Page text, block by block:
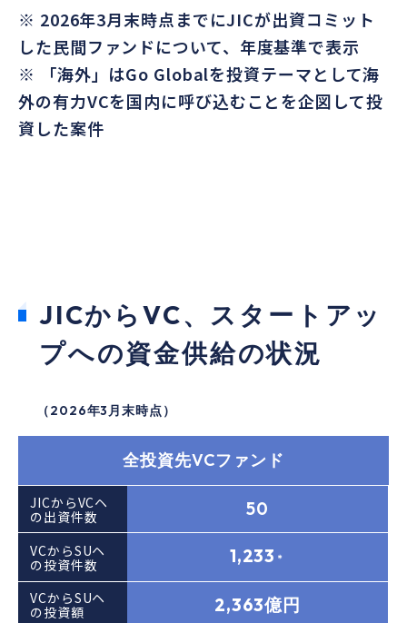
③グロース
⑥オープンイノベーション
⑩Go Global
初号 PE
⑤カーブアウト・ロールアップ
2号 リアップ
②ライフサイエンス
⑥オープンイノベーション
4/Annex3号
①ディープテック
1号
①ディープテック
3号
①ディープテック
⑥オープンイノベーション
18/18VGE号 海外
⑦シード・プレシード
3号
①ディープテック
④産学連携
初号
⑩Go Global
初号
⑨セカンダリー
3号
⑥オープンイノベーション
⑩Go Global
BOV II号(Class A) 海外
⑩Go Global
①ディープテック
④産学連携
初号
初号
②ライフサイエンス
⑥オープンイノベーション
⑦シード・プレシード
②ライフサイエンス
⑥オープンイノベーション
3号
⑦シード・プレシード
⑥オープンイノベーション
9号 海外
⑩Go Global
③グロース
2号
①ディープテック
2号
※ 2026年3月末時点までにJICが出資コミット
した民間ファンドについて、年度基準で表示
※ 「海外」はGo Globalを投資テーマとして海
外の有力VCを国内に呼び込むことを企図して投
資した案件
JICからVC、スタートアッ
プへの資金供給の状況
（2026年3月末時点）
全投資先VCファンド
JICからVCヘ
の出資件数
50
VCからSUヘ
の投資件数
1,233 ＊
VCからSUヘ
の投資額
2,363億円